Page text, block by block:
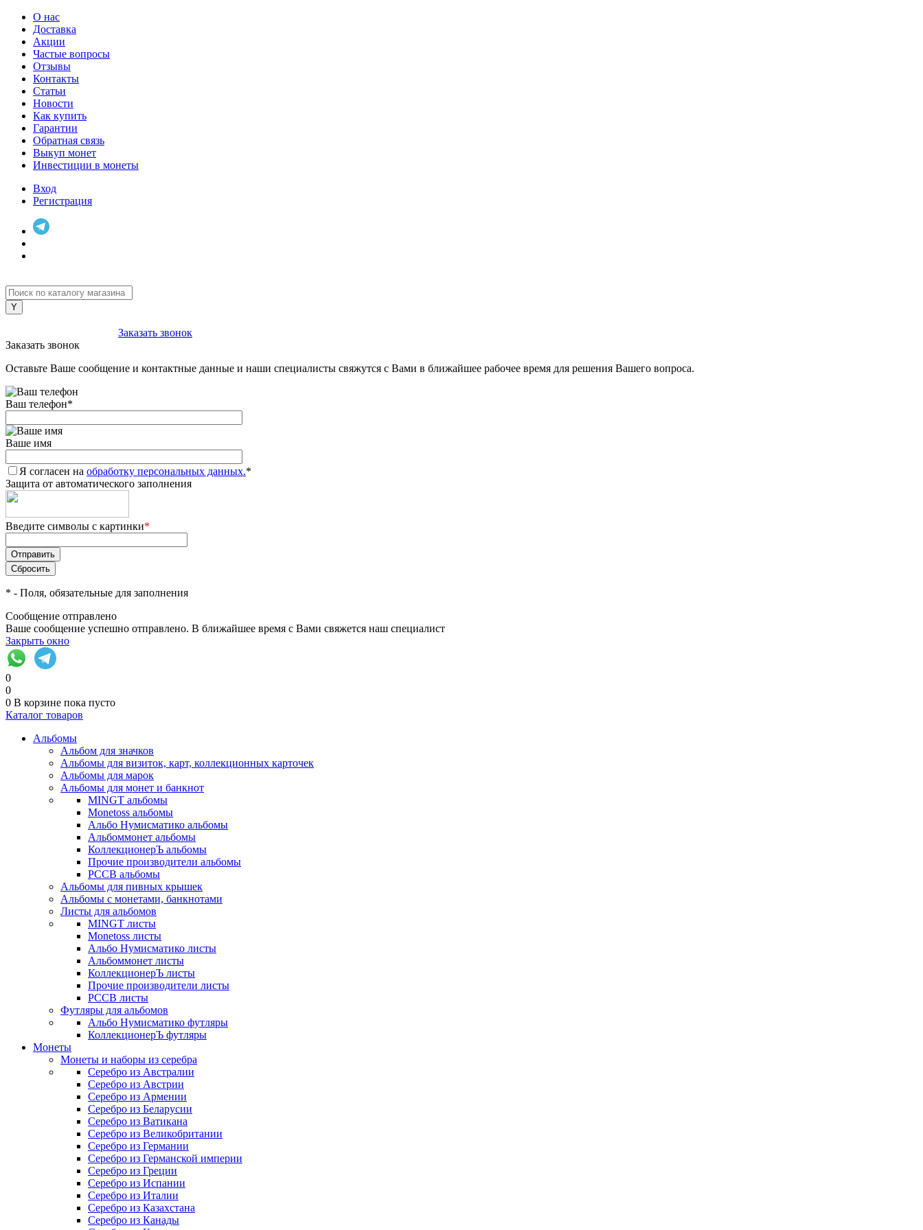
О нас
Доставка
Акции
Частые вопросы
Отзывы
Контакты
Статьи
Новости
Как купить
Гарантии
Обратная связь
Выкуп монет
Инвестиции в монеты
Вход
Регистрация
Заказать звонок
Заказать звонок
Оставьте Ваше сообщение и контактные данные и наши специалисты свяжутся с Вами в ближайшее рабочее время для решения Вашего вопроса.
Ваш телефон*
Ваше имя
Я согласен на обработку персональных данных.*
Защита от автоматического заполнения
Введите символы с картинки*
* - Поля, обязательные для заполнения
Сообщение отправлено
Ваше сообщение успешно отправлено. В ближайшее время с Вами свяжется наш специалист
Закрыть окно
0
0
0 В корзине пока пусто
Каталог товаров
Альбомы
Альбом для значков
Альбомы для визиток, карт, коллекционных карточек
Альбомы для марок
Альбомы для монет и банкнот
MINGT альбомы
Monetoss альбомы
Альбо Нумисматико альбомы
Альбоммонет альбомы
КоллекционерЪ альбомы
Прочие производители альбомы
РССВ альбомы
Альбомы для пивных крышек
Альбомы с монетами, банкнотами
Листы для альбомов
MINGT листы
Monetoss листы
Альбо Нумисматико листы
Альбоммонет листы
КоллекционерЪ листы
Прочие производители листы
РССВ листы
Футляры для альбомов
Альбо Нумисматико футляры
КоллекционерЪ футляры
Монеты
Монеты и наборы из серебра
Серебро из Австралии
Серебро из Австрии
Серебро из Армении
Серебро из Беларусии
Серебро из Ватикана
Серебро из Великобритании
Серебро из Германии
Серебро из Германской империи
Серебро из Греции
Серебро из Испании
Серебро из Италии
Серебро из Казахстана
Серебро из Канады